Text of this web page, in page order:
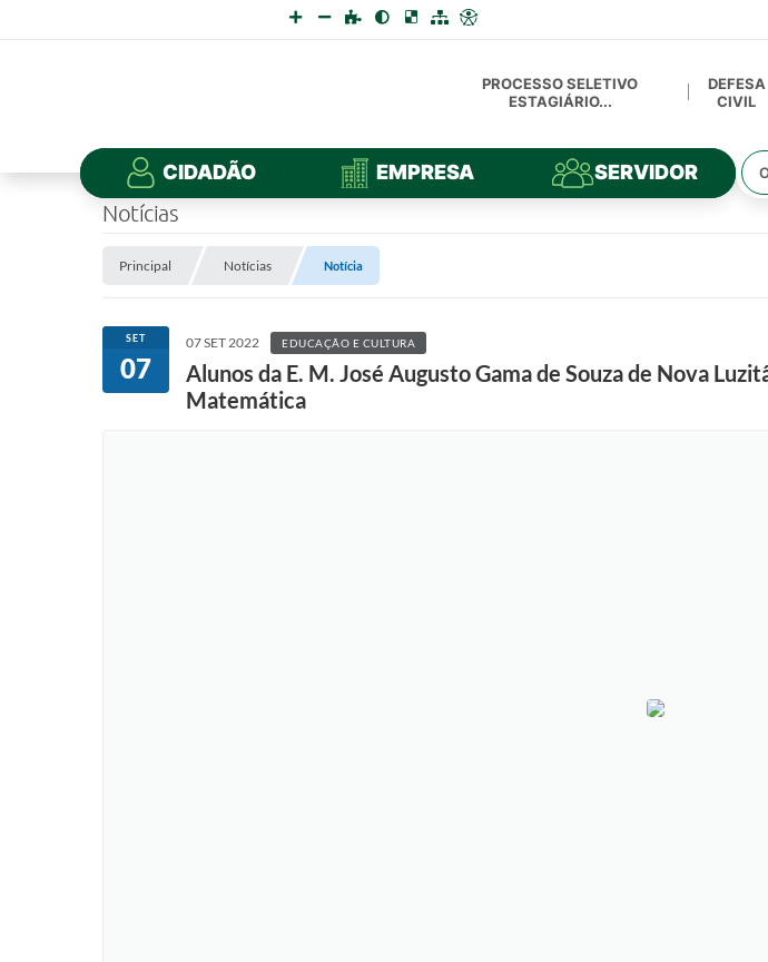
PROCESSO SELETIVO
ESTAGIÁRIO...
DEFESA
CIVIL
CIDADÃO EMPRESA SERVIDOR
Notícias
Principal Notícias Notícia
SET
07
07 SET 2022 EDUCAÇÃO E CULTURA
Alunos da E. M. José Augusto Gama de Souza de Nova
Matemática